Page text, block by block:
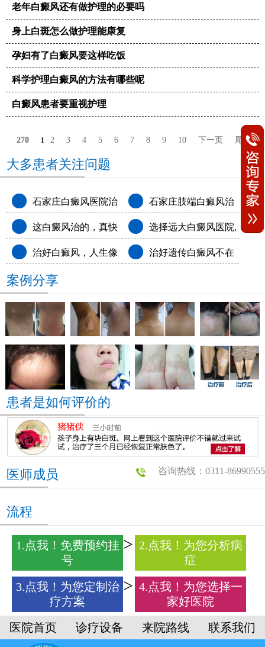
老年白癜风还有做护理的必要吗
身上白斑怎么做护理能康复
孕妇有了白癜风要这样吃饭
科学护理白癜风的方法有哪些呢
白癜风患者要重视护理
270 1 2 3 4 5 6 7 8 9 10 下一页 尾页
大多患者关注问题
石家庄白癜风医院治
疗怎么样
石家庄肢端白癜风治
疗白癜风医院排名
这白癜风治的，真快
呀!
选择远大白癜风医院,
和白斑说拜拜
治好白癜风，人生像
开了挂
治好遗传白癜风不在
案例分享
患者是如何评价的
咨询热线：0311-86990555
医师成员
流程
1.点我！免费预约挂
号
2.点我！为您分析病
症
3.点我！为您定制治
疗方案
4.点我！为您选择一
家好医院
医院首页
诊疗设备 来院路线 联系我们